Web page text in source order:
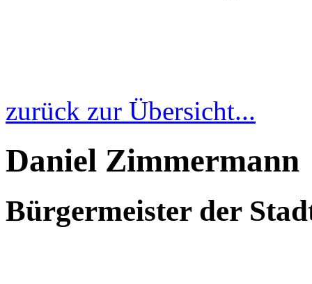
zurück zur Übersicht...
Daniel Zimmermann
Bürgermeister der